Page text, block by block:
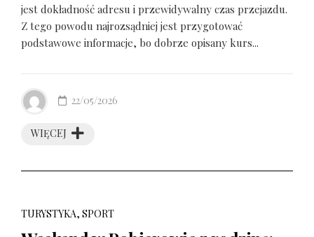
jest dokładność adresu i przewidywalny czas przejazdu.
Z tego powodu najrozsądniej jest przygotować
podstawowe informacje, bo dobrze opisany kurs...
WIĘCEJ
22/05/2026
TURYSTYKA, SPORT